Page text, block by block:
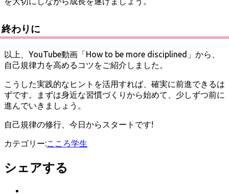
終わりに
以上、YouTube動画「How to be more disciplined」から、
自己規律力を高めるコツをご紹介しました。
こうした実践的なヒントを活用すれば、確実に前進できるは
ずです。まずは身近な習慣づくりから始めて、少しずつ前に
進んでいきましょう。
自己規律の修行、今日からスタートです!
カテゴリー:こころ学生
シェアする